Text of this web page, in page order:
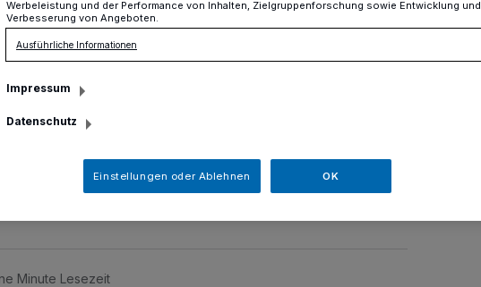
mit 35 Kilo
35 Kilo schweren Tasche mit Ecstasy-
Niederländer am Mittwochabend in
Minute Lesezeit
Werbeleistung und der Performance von Inhalten, Zielgruppenforschung sowie Entwicklung und
Verbesserung von Angeboten.
Ausführliche Informationen
Impressum
Datenschutz
Einstellungen oder Ablehnen OK